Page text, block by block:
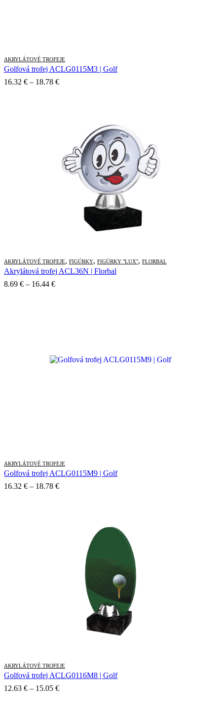
AKRYLÁTOVÉ TROFEJE
Golfová trofej ACLG0115M3 | Golf
16.32 € – 18.78 €Price
AKRYLÁTOVÉ TROFEJE, FIGÚRKY, FIGÚRKY "LUX", FLORBAL
Akrylátová trofej ACL36N | Florbal
8.69 € – 16.44 €Price
AKRYLÁTOVÉ TROFEJE
Golfová trofej ACLG0115M9 | Golf
16.32 € – 18.78 €Price
AKRYLÁTOVÉ TROFEJE
Golfová trofej ACLG0116M8 | Golf
12.63 € – 15.05 €Price